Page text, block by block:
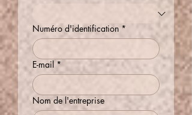
Numéro d'identification *
E-mail *
Nom de l'entreprise